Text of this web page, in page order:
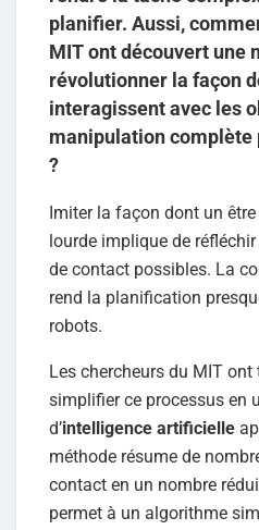
planifier. Aussi,
MIT ont découvert une
révolutionner la façon
interagissent avec les
manipulation
?
Imiter la façon dont un
lourde implique de
de contact possibles. La
rend la planification
robots.
Les chercheurs du MIT
simplifier ce processus en
d’intelligence artificielle
méthode résume de
contact en un nombre
permet à un algorithme